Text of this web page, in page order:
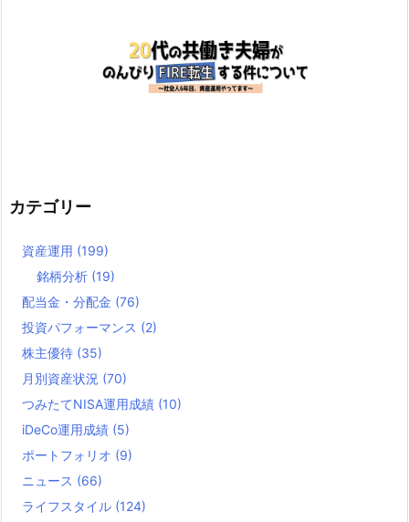
カテゴリー
資産運用 (199)
銘柄分析 (19)
配当金・分配金 (76)
投資パフォーマンス (2)
株主優待 (35)
月別資産状況 (70)
つみたてNISA運用成績 (10)
iDeCo運用成績 (5)
ポートフォリオ (9)
ニュース (66)
ライフスタイル (124)